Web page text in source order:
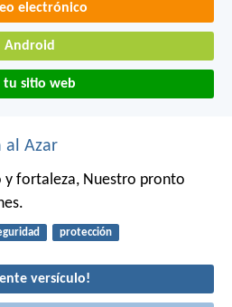
electrónico
Android
tu sitio web
al Azar
y fortaleza, Nuestro pronto
protección
versículo!